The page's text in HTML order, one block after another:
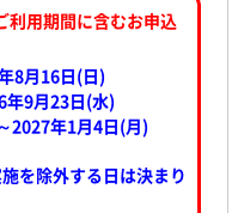
用期間に含むお申込
8月16日(日)
9月23日(水)
2027年1月4日(月)
を除外する日は決まり